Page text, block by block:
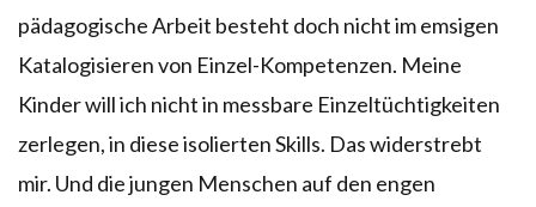
pädagogische Arbeit besteht doch nicht im emsigen
Katalogisieren von Einzel-Kompetenzen. Meine
Kinder will ich nicht in messbare Einzeltüchtigkeiten
zerlegen, in diese isolierten Skills. Das widerstrebt
mir. Und die jungen Menschen auf den engen